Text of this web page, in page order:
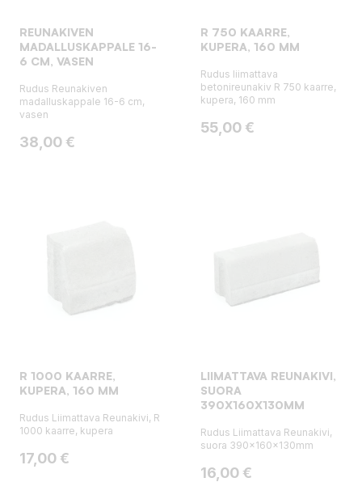
REUNAKIVEN
MADALLUSKAPPALE 16-
6 CM, VASEN
Rudus Reunakiven
madalluskappale 16-6 cm,
vasen
Hinta
38,00 €
R 750 KAARRE,
KUPERA, 160 MM
Rudus liimattava
betonireunakiv R 750 kaarre,
kupera, 160 mm
Hinta
55,00 €
R 1000 KAARRE,
KUPERA, 160 MM
Rudus Liimattava Reunakivi, R
1000 kaarre, kupera
Hinta
17,00 €
LIIMATTAVA REUNAKIVI,
SUORA
390X160X130MM
Rudus Liimattava Reunakivi,
suora 390x160x130mm
Hinta
16,00 €